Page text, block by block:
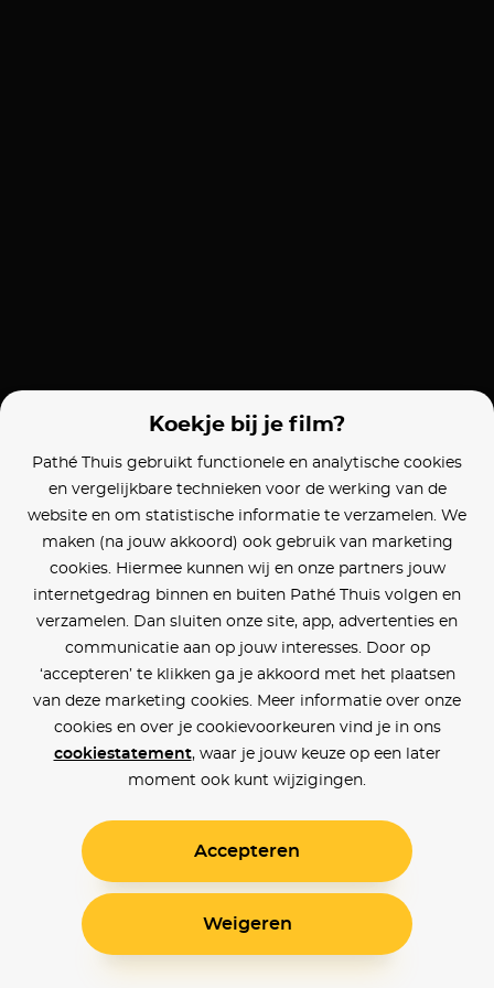
Koekje bij je film?
Pathé Thuis gebruikt functionele en analytische cookies
en vergelijkbare technieken voor de werking van de
website en om statistische informatie te verzamelen. We
maken (na jouw akkoord) ook gebruik van marketing
cookies. Hiermee kunnen wij en onze partners jouw
internetgedrag binnen en buiten Pathé Thuis volgen en
verzamelen. Dan sluiten onze site, app, advertenties en
communicatie aan op jouw interesses. Door op
‘accepteren’ te klikken ga je akkoord met het plaatsen
van deze marketing cookies. Meer informatie over onze
cookies en over je cookievoorkeuren vind je in ons
cookiestatement, waar je jouw keuze op een later
moment ook kunt wijzigingen.
Accepteren
Weigeren